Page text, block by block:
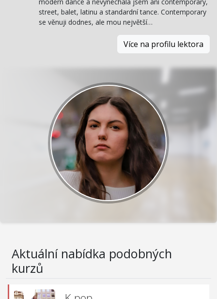
street, balet, latinu a standardní tance. Contemporary
se věnuji dodnes, ale mou největší…
Více na profilu lektora
Aktuální nabídka podobných
kurzů